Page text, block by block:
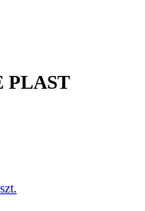
PLAST